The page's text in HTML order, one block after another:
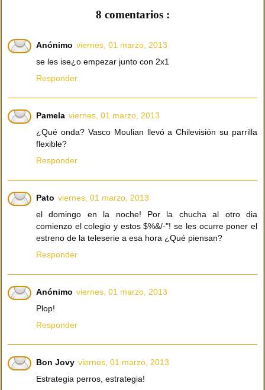
8 comentarios :
Anónimo viernes, 01 marzo, 2013
se les ise¿o empezar junto con 2x1
Responder
Pamela viernes, 01 marzo, 2013
¿Qué onda? Vasco Moulian llevó a Chilevisión su parrilla
flexible?
Responder
Pato viernes, 01 marzo, 2013
el domingo en la noche! Por la chucha al otro dia
comienzo el colegio y estos $%&/·"! se les ocurre poner el
estreno de la teleserie a esa hora ¿Qué piensan?
Responder
Anónimo viernes, 01 marzo, 2013
Plop!
Responder
Bon Jovy viernes, 01 marzo, 2013
Estrategia perros, estrategia!